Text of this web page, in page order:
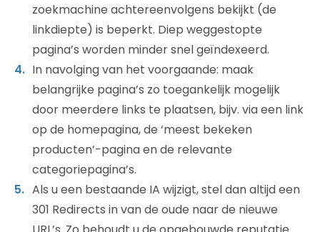
zoekmachine achtereenvolgens bekijkt (de
linkdiepte) is beperkt. Diep weggestopte
pagina’s worden minder snel geïndexeerd.
In navolging van het voorgaande: maak
belangrijke pagina’s zo toegankelijk mogelijk
door meerdere links te plaatsen, bijv. via een link
op de homepagina, de ‘meest bekeken
producten’-pagina en de relevante
categoriepagina’s.
Als u een bestaande IA wijzigt, stel dan altijd een
301 Redirects in van de oude naar de nieuwe